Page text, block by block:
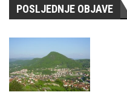
POSLJEDNJE OBJAVE